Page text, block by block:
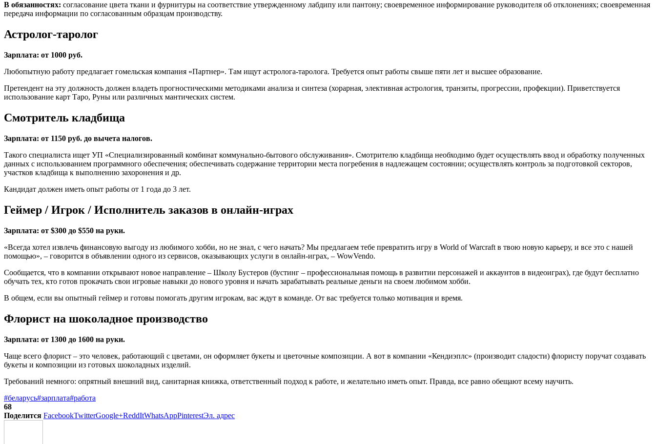
В обязанностях: согласование цвета ткани и фурнитуры на соответствие утвержденному лабдипу или пантону; своевременное информирование руководителя об отклонениях; своевременная
передача информации по согласованным образцам производству.
Астролог-таролог
Зарплата: от 1000 руб.
Любопытную работу предлагает гомельская компания «Партнер». Там ищут астролога-таролога. Требуется опыт работы свыше пяти лет и высшее образование.
Претендент на эту должность должен владеть прогностическими методиками анализа и синтеза (хорарная, элективная астрология, транзиты, прогрессии, профекции). Приветствуется
использование карт Таро, Руны или различных мантических систем.
Смотритель кладбища
Зарплата: от 1150 руб. до вычета налогов.
Такого специалиста ищет УП «Специализированный комбинат коммунально-бытового обслуживания». Смотрителю кладбища необходимо будет осуществлять ввод и обработку полученных
данных с использованием программного обеспечения; обеспечивать содержание территории места погребения в надлежащем состоянии; осуществлять контроль за подготовкой секторов,
участков кладбища к выполнению захоронения и др.
Кандидат должен иметь опыт работы от 1 года до 3 лет.
Геймер / Игрок / Исполнитель заказов в онлайн-играх
Зарплата: от $300 до $550 на руки.
«Всегда хотел извлечь финансовую выгоду из любимого хобби, но не знал, с чего начать? Мы предлагаем тебе превратить игру в World of Warcraft в твою новую карьеру, и все это с нашей
помощью», – говорится в объявлении одного из сервисов, оказывающих услуги в онлайн-играх, – WowVendo.
Сообщается, что в компании открывают новое направление – Школу Бустеров (бустинг – профессиональная помощь в развитии персонажей и аккаунтов в видеоиграх), где будут бесплатно
обучать тех, кто готов прокачать свои игровые навыки до нового уровня и начать зарабатывать реальные деньги на своем любимом хобби.
В общем, если вы опытный геймер и готовы помогать другим игрокам, вас ждут в команде. От вас требуется только мотивация и время.
Флорист на шоколадное производство
Зарплата: от 1300 до 1600 на руки.
Чаще всего флорист – это человек, работающий с цветами, он оформляет букеты и цветочные композиции. А вот в компании «Кендиэплс» (производит сладости) флористу поручат создавать
букеты и композиции из готовых шоколадных изделий.
Требований немного: опрятный внешний вид, санитарная книжка, ответственный подход к работе, и желательно иметь опыт. Правда, все равно обещают всему научить.
#беларусь#зарплата#работа
68
Поделится FacebookTwitterGoogle+ReddItWhatsAppPinterestЭл. адрес